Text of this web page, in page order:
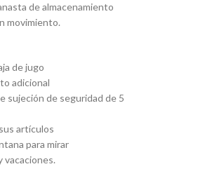
de almacenamiento
movimiento.
de jugo
adicional
sujeción de seguridad de 5
artículos
para mirar
vacaciones.